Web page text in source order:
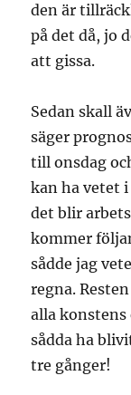
den är
på det då, jo
att gissa.
Sedan skall
säger
till onsdag
kan ha vetet
det blir
kommer
sådde jag
regna.
alla
sådda ha
tre gånger!